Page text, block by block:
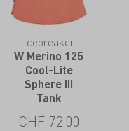
Icebreaker
W Merino 125
Cool-Lite
Sphere III
Tank
CHF 72.00